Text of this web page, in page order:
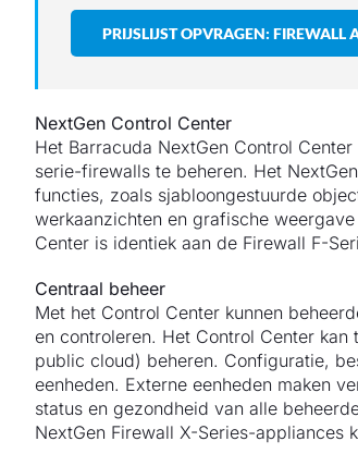
PRIJSLIJST OPVRAGEN: FIREWALL
NextGen Control Center
Het Barracuda NextGen Control
serie-firewalls te beheren. Het
functies, zoals sjabloongestuurde
werkaanzichten en grafische
Center is identiek aan de Firewall F-
Centraal beheer
Met het Control Center kunnen
en controleren. Het Control Center
public cloud) beheren. Configuratie,
eenheden. Externe eenheden maken
status en gezondheid van alle
NextGen Firewall X-Series-appliances